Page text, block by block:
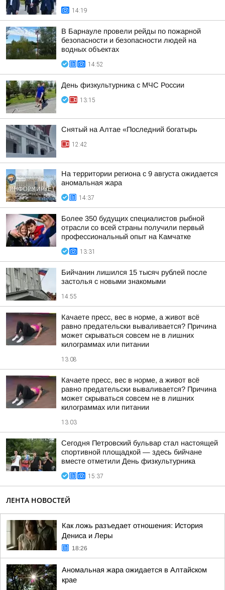
14:19
В Барнауле провели рейды по пожарной
безопасности и безопасности людей на
водных объектах
14:52
День физкультурника с МЧС России
13:15
Снятый на Алтае «Последний богатырь
12:42
На территории региона с 9 августа ожидается
аномальная жара
14:37
Более 350 будущих специалистов рыбной
отрасли со всей страны получили первый
профессиональный опыт на Камчатке
13:31
Бийчанин лишился 15 тысяч рублей после
застолья с новыми знакомыми
14:55
Качаете пресс, вес в норме, а живот всё
равно предательски вываливается? Причина
может скрываться совсем не в лишних
килограммах или питании
13:08
Качаете пресс, вес в норме, а живот всё
равно предательски вываливается? Причина
может скрываться совсем не в лишних
килограммах или питании
13:03
Сегодня Петровский бульвар стал настоящей
спортивной площадкой — здесь бийчане
вместе отметили День физкультурника
15:37
ЛЕНТА НОВОСТЕЙ
Как ложь разъедает отношения: История
Дениса и Леры
18:26
Аномальная жара ожидается в Алтайском
крае